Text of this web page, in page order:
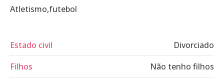
Atletismo,futebol
Estado civil
Divorciado
Filhos
Não tenho filhos